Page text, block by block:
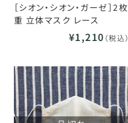
［シオン・シオン・ガーゼ］2枚
重 立体マスク レース
¥1,210 （税込）